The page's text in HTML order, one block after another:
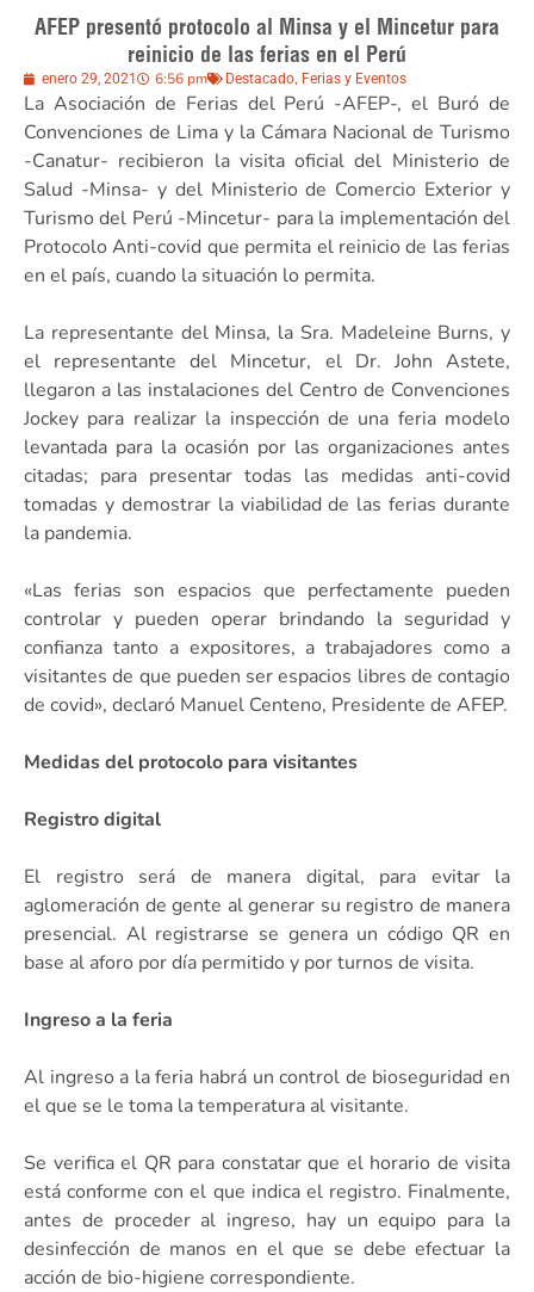
AFEP presentó protocolo al Minsa y el Mincetur para
reinicio de las ferias en el Perú
enero 29, 2021 6:56 pm Destacado, Ferias y Eventos
La Asociación de Ferias del Perú -AFEP-, el Buró de
Convenciones de Lima y la Cámara Nacional de Turismo
-Canatur- recibieron la visita oficial del Ministerio de
Salud -Minsa- y del Ministerio de Comercio Exterior y
Turismo del Perú -Mincetur- para la implementación del
Protocolo Anti-covid que permita el reinicio de las ferias
en el país, cuando la situación lo permita.
La representante del Minsa, la Sra. Madeleine Burns, y
el representante del Mincetur, el Dr. John Astete,
llegaron a las instalaciones del Centro de Convenciones
Jockey para realizar la inspección de una feria modelo
levantada para la ocasión por las organizaciones antes
citadas; para presentar todas las medidas anti-covid
tomadas y demostrar la viabilidad de las ferias durante
la pandemia.
«Las ferias son espacios que perfectamente pueden
controlar y pueden operar brindando la seguridad y
confianza tanto a expositores, a trabajadores como a
visitantes de que pueden ser espacios libres de contagio
de covid», declaró Manuel Centeno, Presidente de AFEP.
Medidas del protocolo para visitantes
Registro digital
El registro será de manera digital, para evitar la
aglomeración de gente al generar su registro de manera
presencial. Al registrarse se genera un código QR en
base al aforo por día permitido y por turnos de visita.
Ingreso a la feria
Al ingreso a la feria habrá un control de bioseguridad en
el que se le toma la temperatura al visitante.
Se verifica el QR para constatar que el horario de visita
está conforme con el que indica el registro. Finalmente,
antes de proceder al ingreso, hay un equipo para la
desinfección de manos en el que se debe efectuar la
acción de bio-higiene correspondiente.